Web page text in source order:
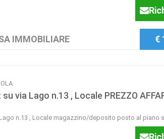
IMMOBILIARE €
su via Lago n.13 , Locale PREZZO
Lago n.13 , Locale magazzino/deposito posto al piano